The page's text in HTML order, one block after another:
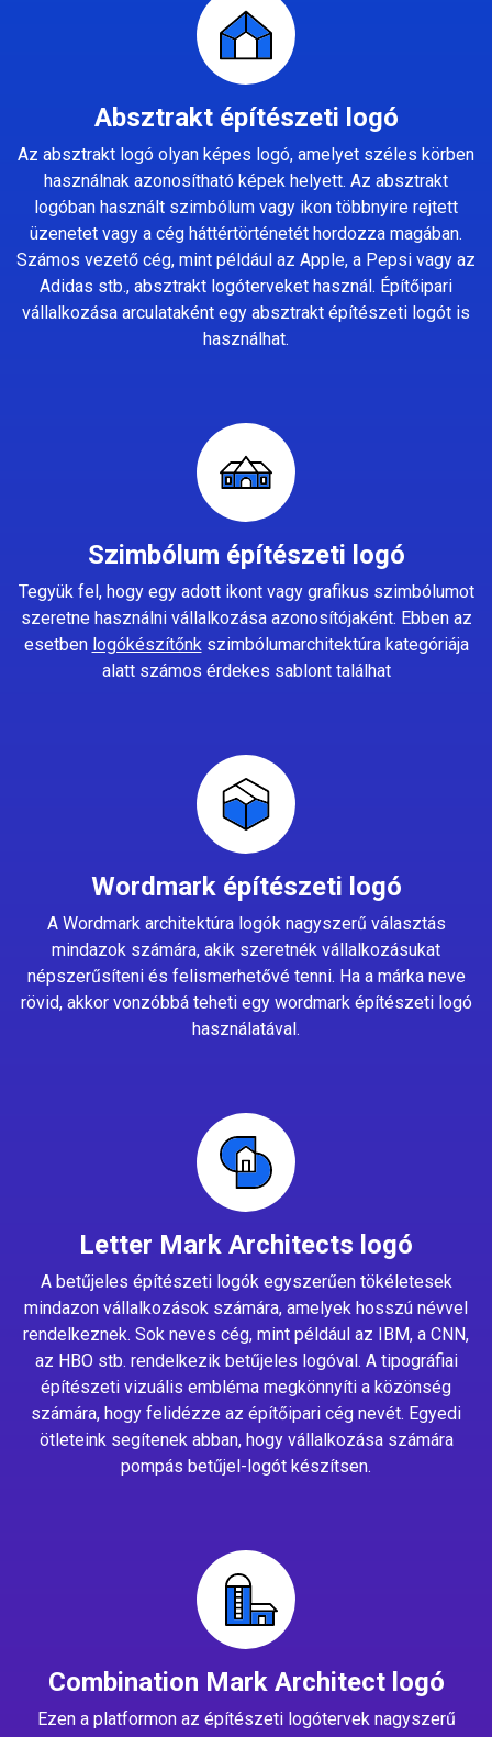
Absztrakt építészeti logó
Az absztrakt logó olyan képes logó, amelyet széles körben
használnak azonosítható képek helyett. Az absztrakt
logóban használt szimbólum vagy ikon többnyire rejtett
üzenetet vagy a cég háttértörténetét hordozza magában.
Számos vezető cég, mint például az Apple, a Pepsi vagy az
Adidas stb., absztrakt logóterveket használ. Építőipari
vállalkozása arculataként egy absztrakt építészeti logót is
használhat.
Szimbólum építészeti logó
Tegyük fel, hogy egy adott ikont vagy grafikus szimbólumot
szeretne használni vállalkozása azonosítójaként. Ebben az
esetben logókészítőnkszimbólumarchitektúra kategóriája
alatt számos érdekes sablont találhat
Wordmark építészeti logó
A Wordmark architektúra logók nagyszerű választás
mindazok számára, akik szeretnék vállalkozásukat
népszerűsíteni és felismerhetővé tenni. Ha a márka neve
rövid, akkor vonzóbbá teheti egy wordmark építészeti logó
használatával.
Letter Mark Architects logó
A betűjeles építészeti logók egyszerűen tökéletesek
mindazon vállalkozások számára, amelyek hosszú névvel
rendelkeznek. Sok neves cég, mint például az IBM, a CNN,
az HBO stb. rendelkezik betűjeles logóval. A tipográfiai
építészeti vizuális embléma megkönnyíti a közönség
számára, hogy felidézze az építőipari cég nevét. Egyedi
ötleteink segítenek abban, hogy vállalkozása számára
pompás betűjel-logót készítsen.
Combination Mark Architect logó
Ezen a platformon az építészeti logótervek nagyszerű